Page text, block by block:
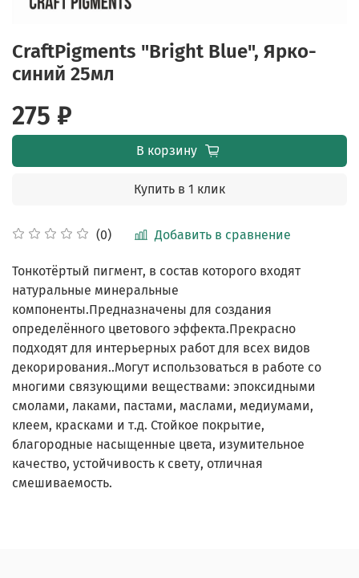
CraftPigments "Bright Blue", Ярко-
синий 25мл
(0) Добавить в сравнение
275 ₽
В корзину
Купить в 1 клик
Тонкотёртый пигмент, в состав которого входят
натуральные минеральные
компоненты.Предназначены для создания
определённого цветового эффекта.Прекрасно
подходят для интерьерных работ для всех видов
декорирования..Могут использоваться в работе со
многими связующими веществами: эпоксидными
смолами, лаками, пастами, маслами, медиумами,
клеем, красками и т.д. Стойкое покрытие,
благородные насыщенные цвета, изумительное
качество, устойчивость к свету, отличная
смешиваемость.